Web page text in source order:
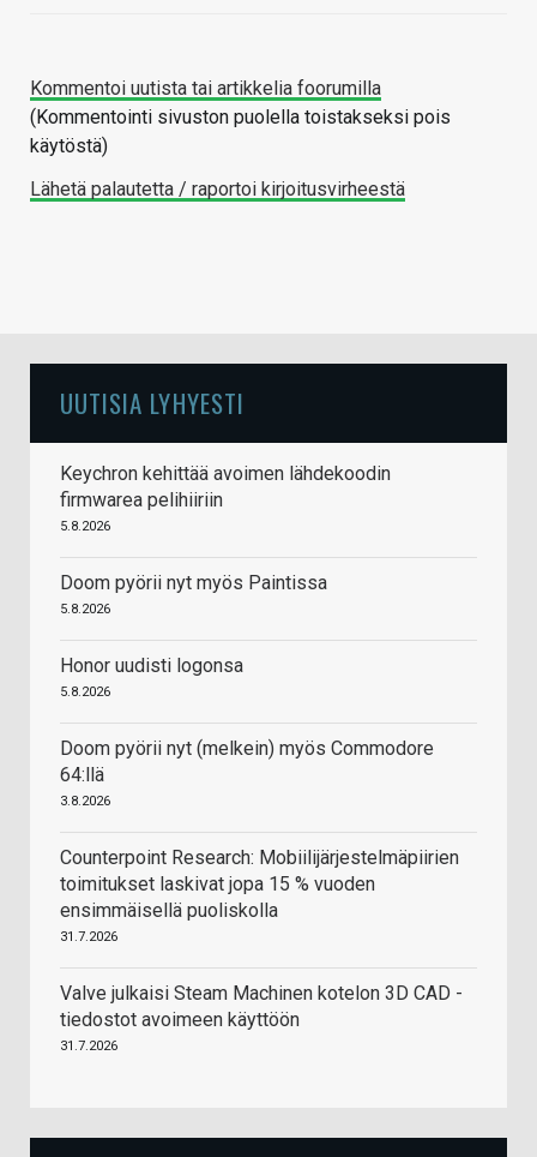
Kommentoi uutista tai artikkelia foorumilla
(Kommentointi sivuston puolella toistakseksi pois
käytöstä)
Lähetä palautetta / raportoi kirjoitusvirheestä
UUTISIA LYHYESTI
Keychron kehittää avoimen lähdekoodin
firmwarea pelihiiriin
5.8.2026
Doom pyörii nyt myös Paintissa
5.8.2026
Honor uudisti logonsa
5.8.2026
Doom pyörii nyt (melkein) myös Commodore
64:llä
3.8.2026
Counterpoint Research: Mobiilijärjestelmäpiirien
toimitukset laskivat jopa 15 % vuoden
ensimmäisellä puoliskolla
31.7.2026
Valve julkaisi Steam Machinen kotelon 3D CAD -
tiedostot avoimeen käyttöön
31.7.2026